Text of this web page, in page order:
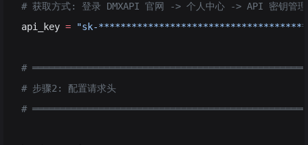
# 获取方式: 登录 DMXAPI 官网 -> 个人中心 -> API 密钥管理
api_key = "sk-
#
# 步骤2: 配置请求头
#